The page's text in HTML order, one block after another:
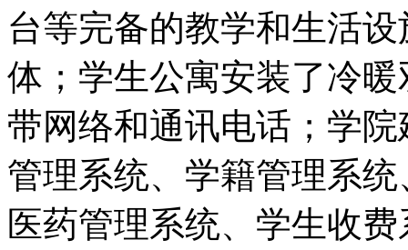
台等完备的教学和生活
体；学生公寓安装了冷
带网络和通讯电话；学
管理系统、学籍管理系
医药管理系统、学生收